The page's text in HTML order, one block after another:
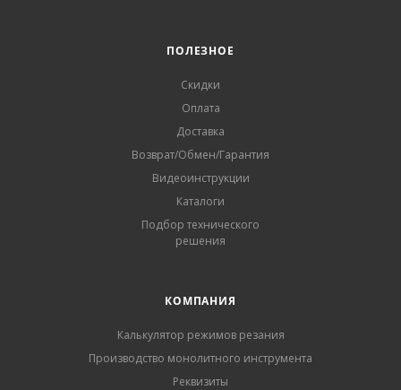
ПОЛЕЗНОЕ
Скидки
Оплата
Доставка
Возврат/Обмен/Гарантия
Видеоинструкции
Каталоги
Подбор технического
решения
КОМПАНИЯ
Калькулятор режимов резания
Производство монолитного инструмента
Реквизиты